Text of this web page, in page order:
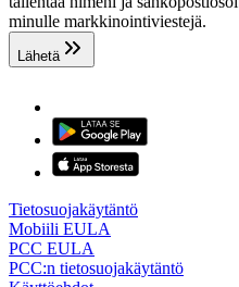
minulle markkinointiviestejä.
Lähetä
Tietosuojakäytäntö
Mobiili EULA
PCC EULA
PCC:n tietosuojakäytäntö